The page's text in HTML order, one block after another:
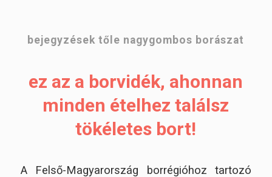
bejegyzések tőle nagygombos borászat
ez az a borvidék, ahonnan
minden ételhez találsz
tökéletes bort!
A Felső-Magyarország borrégióhoz tartozó